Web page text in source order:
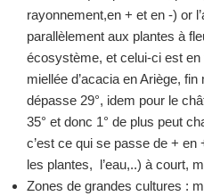
rayonnement,en + et en -) or
parallèlement aux plantes à
écosystème, et celui-ci est
miellée d’acacia en Ariège,
dépasse 29°, idem pour le
35° et donc 1° de plus peut
c’est ce qui se passe de +
les plantes, l’eau,..) à court,
Zones de grandes cultures :